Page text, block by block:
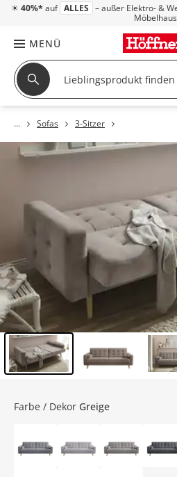
☀ 40%* auf ALLES – außer Elektro- &
Möbelhaus
MENÜ
Sofas 3-Sitzer
Farbe / Dekor Greige